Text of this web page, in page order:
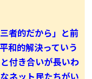
者的だから」と前
和的解決っていう
付き合いが長いわ
ネット民たちがい